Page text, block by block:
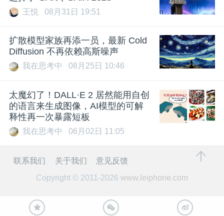
王悦 08月31日 19:51
扩散模型家族再添一员，最新 Cold
Diffusion 不再依赖高斯噪声
我在思考中 08月25日 10:46
太魔幻了！DALL·E 2 居然能用自创
的语言来生成图像，AI模型的可解
释性再一次暴露短板
我在思考中 06月02日 11:05
联系我们 关于我们
意见反馈
Copyright © 2011-2026 www.leiphone.com